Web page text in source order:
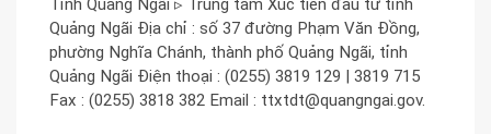
Tỉnh Quảng Ngãi ▹ Trung tâm Xúc tiến đầu tư tỉnh
Quảng Ngãi Địa chỉ : số 37 đường Phạm Văn Đồng,
phường Nghĩa Chánh, thành phố Quảng Ngãi, tỉnh
Quảng Ngãi Điện thoại : (0255) 3819 129 | 3819 715
Fax : (0255) 3818 382 Email : ttxtdt@quangngai.gov.